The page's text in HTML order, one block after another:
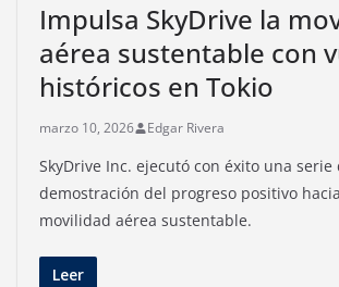
Impulsa SkyDrive la
aérea sustentable con
históricos en Tokio
marzo 10, 2026 Edgar Rivera
SkyDrive Inc. ejecutó con éxito una serie
demostración del progreso positivo
movilidad aérea sustentable.
Leer